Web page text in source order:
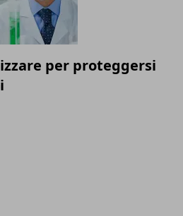
per proteggersi